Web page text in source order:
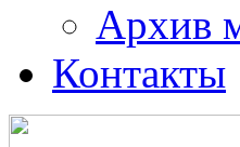
Архив
Контакты